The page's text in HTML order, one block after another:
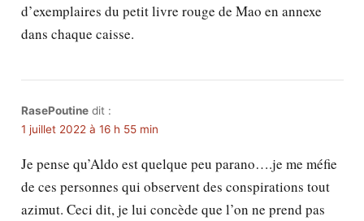
d’exemplaires du petit livre rouge de Mao en annexe
dans chaque caisse.
RasePoutine dit :
1 juillet 2022 à 16 h 55 min
Je pense qu’Aldo est quelque peu parano….je me méfie
de ces personnes qui observent des conspirations tout
azimut. Ceci dit, je lui concède que l’on ne prend pas